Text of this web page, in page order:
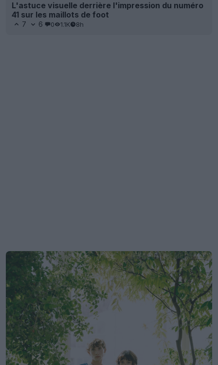
L'astuce visuelle derrière l'impression du numéro
41 sur les maillots de foot
7 6 0 1.1K 8h